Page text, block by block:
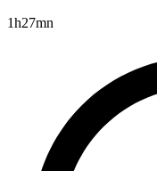
1h27mn